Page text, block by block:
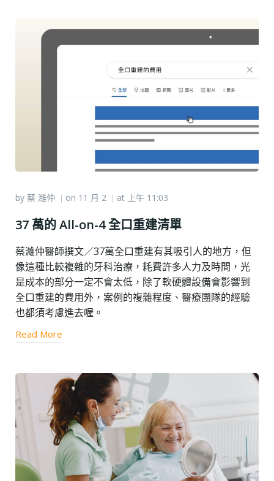
by 蔡 濰仲 | on 11 月 2 | at 上午 11:03
37 萬的 All-on-4 全口重建清單
蔡濰仲醫師撰文／37萬全口重建有其吸引人的地方，但
像這種比較複雜的牙科治療，耗費許多人力及時間，光
是成本的部分一定不會太低，除了軟硬體設備會影響到
全口重建的費用外，案例的複雜程度、醫療團隊的經驗
也都須考慮進去喔。
Read More